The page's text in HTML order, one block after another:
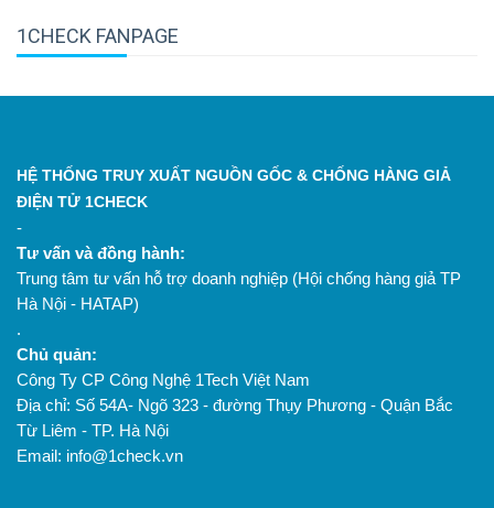
1CHECK FANPAGE
HỆ THỐNG TRUY XUẤT NGUỒN GỐC & CHỐNG HÀNG GIẢ
ĐIỆN TỬ 1CHECK
-
Tư vấn và đồng hành:
Trung tâm tư vấn hỗ trợ doanh nghiệp (Hội chống hàng giả TP
Hà Nội - HATAP)
.
Chủ quản:
Công Ty CP Công Nghệ 1Tech Việt Nam
Địa chỉ: Số 54A- Ngõ 323 - đường Thụy Phương - Quận Bắc
Từ Liêm - TP. Hà Nội
Email: info@1check.vn